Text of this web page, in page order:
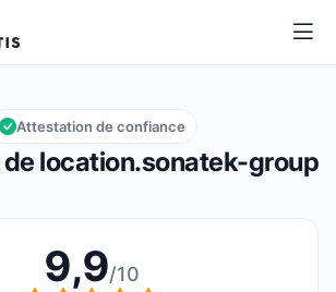
10
location.sonatek-group
Attestation de confiance
9,9/10